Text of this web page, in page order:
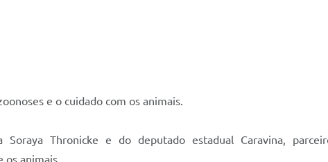
e o cuidado com os animais.
Thronicke e do deputado estadual Caravina,
os animais.